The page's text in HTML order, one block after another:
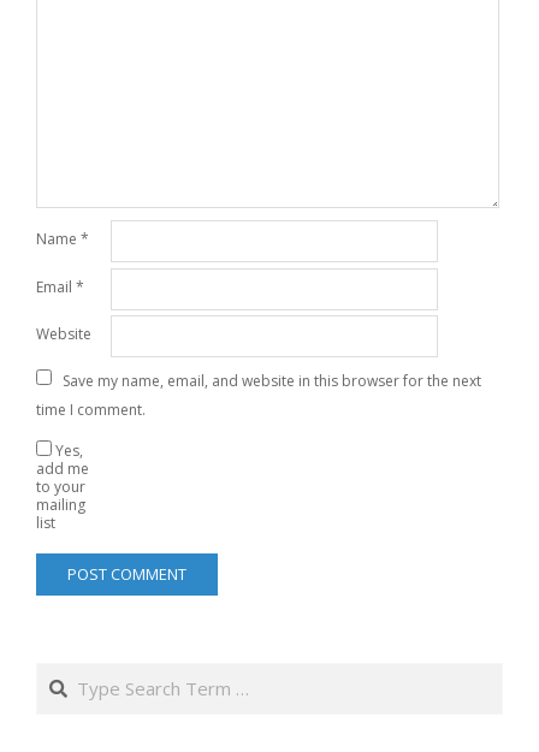
Name *
Email *
Website
Save my name, email, and website in this browser for the next
time I comment.
Yes,
add me
to your
mailing
list
Search